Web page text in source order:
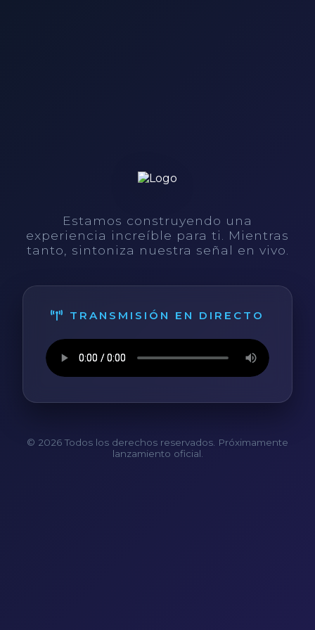
Estamos construyendo una
experiencia increíble para ti. Mientras
tanto, sintoniza nuestra señal en vivo.
TRANSMISIÓN EN DIRECTO
© 2026 Todos los derechos reservados. Próximamente
lanzamiento oficial.